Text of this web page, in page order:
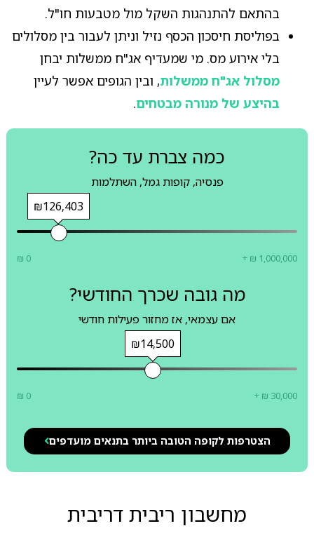
בהתאם להתנהגות השקל מול מטבעות חו"ל.
בפוליסת חיסכון הכסף נזיל וניתן לעבור בין מסלולים
בלי אירוע מס. מי שמעדיף אג"ח ממשלות יבחן
מסלול אג"ח ממשלות, ובין הגופים אפשר לעיין
בהיצע של מנורה מבטחים.
כמה צברת עד כה?
פנסיה, קופות גמל, השתלמות
₪126,403
₪ 0 + ₪ 1,000,000
מה גובה שכרך החודשי?
אם עצמאי, אז מחזור פעילות חודשי
₪14,500
₪ 0 + ₪ 30,000
הצטרפות לקופה הטובה ביותר בתנאים מועדפים
מחשבון ריבית דריבית